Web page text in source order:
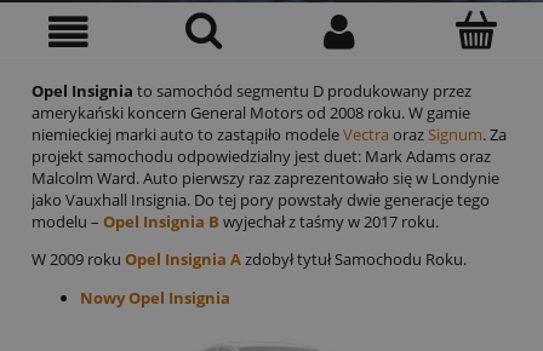
Opel Insignia to samochód segmentu D produkowany przez
amerykański koncern General Motors od 2008 roku. W gamie
niemieckiej marki auto to zastąpiło modeleVectra orazSignum. Za
projekt samochodu odpowiedzialny jest duet: Mark Adams oraz
Malcolm Ward. Auto pierwszy raz zaprezentowało się w Londynie
jako Vauxhall Insignia. Do tej pory powstały dwie generacje tego
modelu – Opel Insignia B wyjechał z taśmy w 2017 roku.
W 2009 roku Opel Insignia Azdobył tytuł Samochodu Roku.
Nowy Opel Insignia